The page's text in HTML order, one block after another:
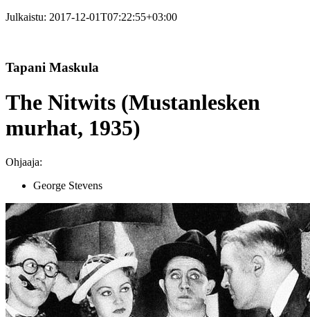
Julkaistu: 2017-12-01T07:22:55+03:00
Tapani Maskula
The Nitwits (Mustanlesken
murhat, 1935)
Ohjaaja:
George Stevens